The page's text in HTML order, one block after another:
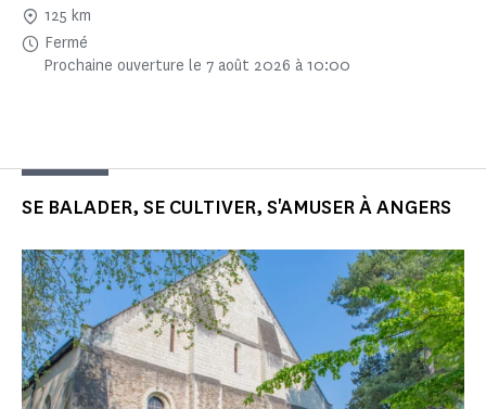
125 km
Fermé
Prochaine ouverture le 7 août 2026 à 10:00
SE BALADER, SE CULTIVER, S'AMUSER À ANGERS